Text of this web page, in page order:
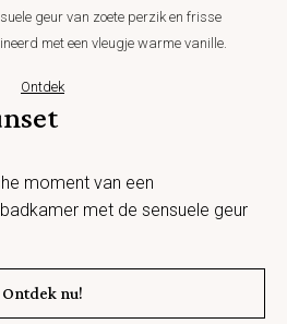
geur van zoete perzik en frisse
met een vleugje warme vanille.
Ontdek
moment van een
met de sensuele geur
Ontdek nu!